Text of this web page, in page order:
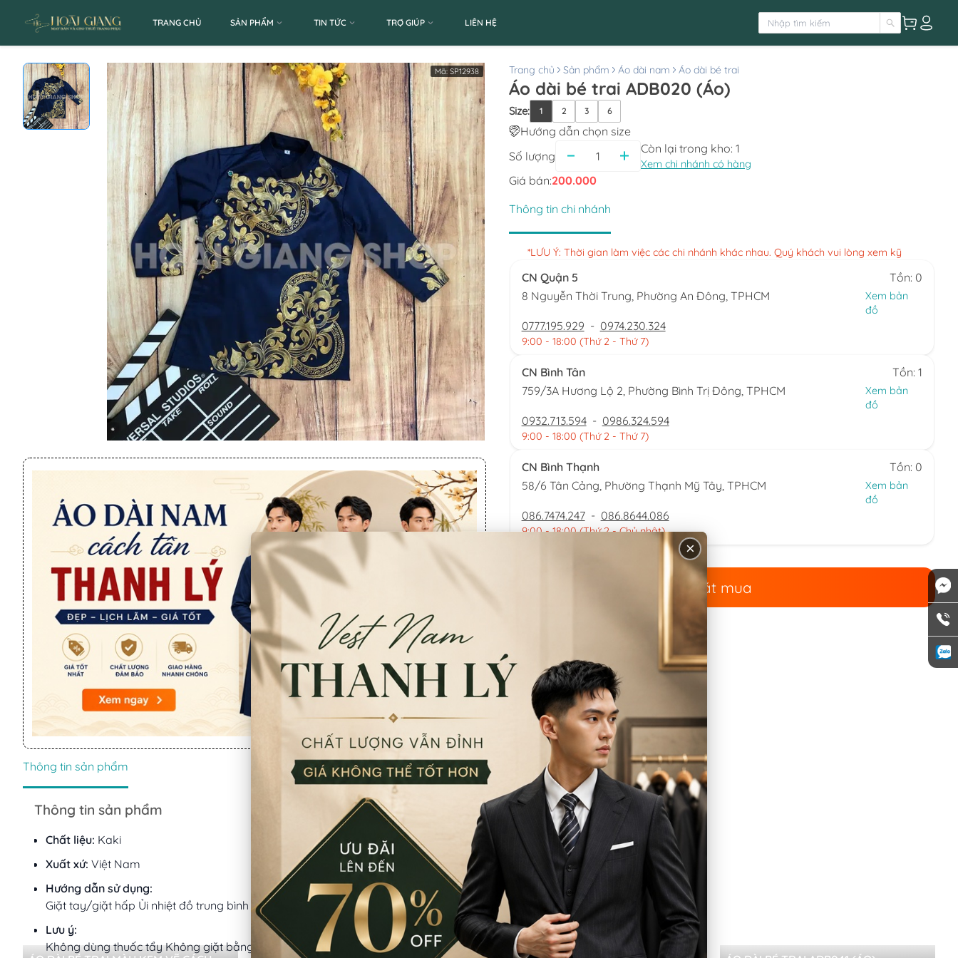
TRANG CHỦ SẢN PHẨM TIN TỨC TRỢ GIÚP LIÊN HỆ
Mã: SP12938
Thông tin sản phẩm
Thông tin sản phẩm
Chất liệu: Kaki
Xuất xứ: Việt Nam
Hướng dẫn sử dụng:
Giặt tay/giặt hấp Ủi nhiệt đồ trung bình
Lưu ý:
Không dùng thuốc tẩy Không giặt bằng nước sôi Không phơi ánh nắng trực tiếp
Trang chủ Sản phẩm Áo dài nam Áo dài bé trai
Áo dài bé trai ADB020 (Áo)
Size: 1 2 3 6
Hướng dẫn chọn size
Số lượng
Còn lại trong kho: 1
Xem chi nhánh có hàng
Giá bán:200.000
Thông tin chi nhánh
*LƯU Ý: Thời gian làm việc các chi nhánh khác nhau. Quý khách vui lòng xem kỹ
CN Quận 5
Tồn: 0
8 Nguyễn Thời Trung, Phường An Đông, TPHCM
Xem bản
đồ
0777.195.929 - 0974.230.324
9:00 - 18:00 (Thứ 2 - Thứ 7)
CN Bình Tân
Tồn: 1
759/3A Hương Lộ 2, Phường Bình Trị Đông, TPHCM
Xem bản
đồ
0932.713.594 - 0986.324.594
9:00 - 18:00 (Thứ 2 - Thứ 7)
CN Bình Thạnh
Tồn: 0
58/6 Tân Cảng, Phường Thạnh Mỹ Tây, TPHCM
Xem bản
đồ
086.7474.247 - 086.8644.086
9:00 - 18:00 (Thứ 2 - Chủ nhật)
Đặt mua
×